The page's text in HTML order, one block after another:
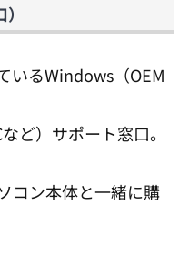
いるWindows（OEM
ど）サポート窓口。
コン本体と一緒に購